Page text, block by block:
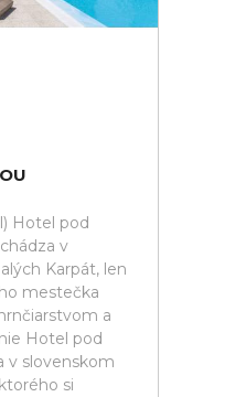
Hotel pod
v
Karpát, len
mestečka
a
Hotel pod
v slovenskom
si